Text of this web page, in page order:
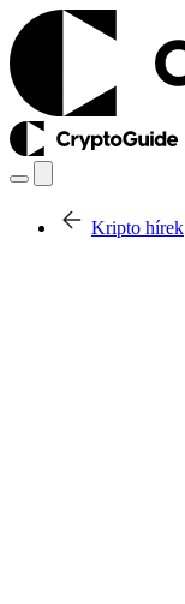
Kripto hírek